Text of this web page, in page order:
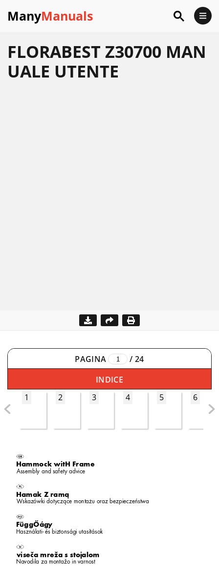
ManyManuals
FLORABEST Z30700 MAN
UALE UTENTE
PAGINA / 24
INDICE
1
2 3 4 5 6
Hammoc k witH Frame
Assembly and safety advice
Függőágy
Használati- és biztonsági utasítások
Hamak Z ramą
Wskazówki dotyczące montażu oraz bezpieczeństwa
viseča mreža s stojalom
Navodila za montažo in varnost